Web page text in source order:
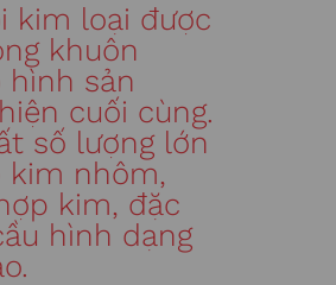
kim loại được
khuôn
sản
cuối cùng.
số lượng lớn
kim nhôm,
kim, đặc
hình dạng